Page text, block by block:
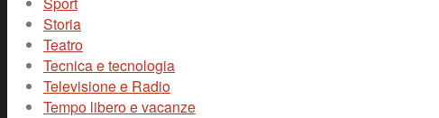
Storia
Teatro
Tecnica e tecnologia
Televisione e Radio
Tempo libero e vacanze